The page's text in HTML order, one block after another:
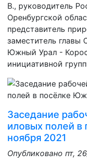
В., руководитель
Оренбургской
представитель
заместитель главы
Южный Урал -
инициативной
Заседание
иловых полей
ноября 2021
Опубликовано пт,